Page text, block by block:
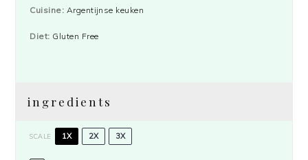
Cuisine: Argentijnse keuken
Diet: Gluten Free
ingredients
SCALE 1X 2X 3X